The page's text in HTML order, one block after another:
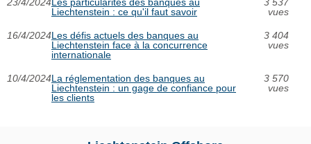
Liechtenstein : ce qu'il faut savoir
vues
16/4/2024Les défis actuels des banques au
Liechtenstein face à la concurrence
internationale
3 404
vues
10/4/2024La réglementation des banques au
Liechtenstein : un gage de confiance pour
les clients
3 570
vues